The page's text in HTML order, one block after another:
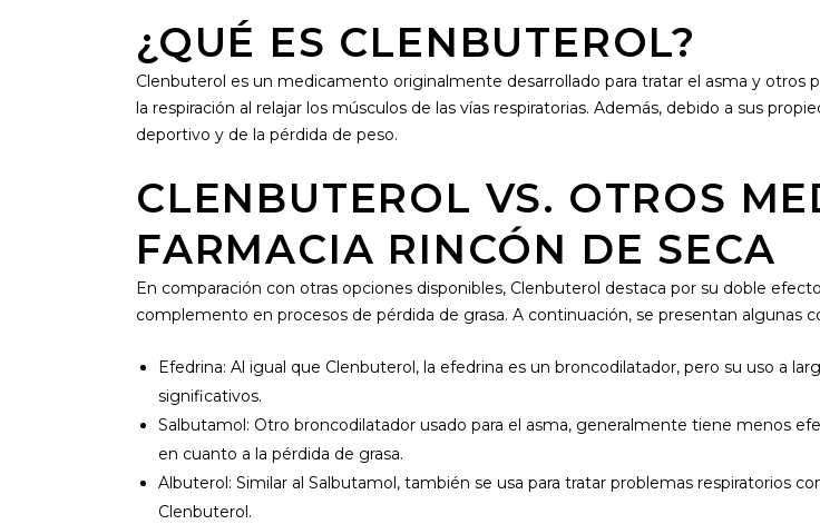
¿QUÉ ES CLENBUTEROL?
Clenbuterol es un medicamento originalmente desarrollado para tratar el asma y otros
la respiración al relajar los músculos de las vías respiratorias. Además, debido a sus
deportivo y de la pérdida de peso.
CLENBUTEROL VS. OTROS
FARMACIA RINCÓN DE SECA
En comparación con otras opciones disponibles, Clenbuterol destaca por su doble
complemento en procesos de pérdida de grasa. A continuación, se presentan algunas
Efedrina: Al igual que Clenbuterol, la efedrina es un broncodilatador, pero su uso a
significativos.
Salbutamol: Otro broncodilatador usado para el asma, generalmente tiene menos
en cuanto a la pérdida de grasa.
Albuterol: Similar al Salbutamol, también se usa para tratar problemas respiratorios
Clenbuterol.